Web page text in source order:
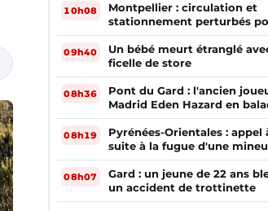
10h08
Montpellier : circulation et
stationnement perturbés
match MHSC - Dijon
09h40
Un bébé meurt étranglé
ficelle de store
08h36
Pont du Gard : l'ancien
Madrid Eden Hazard en
08h19
Pyrénées-Orientales : appel
suite à la fugue d'une
ans
08h07
Gard : un jeune de 22 ans
un accident de trottinette